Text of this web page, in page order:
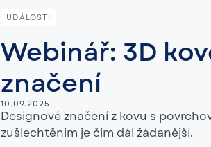
UDÁLOSTI
Webinář: 3D
značení
10.09.2025
Designové značení z kovu s
zušlechtěním je čím dál žádanější.